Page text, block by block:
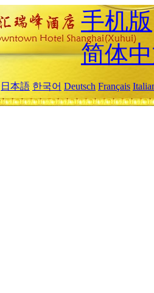
手机版
简体
日本語 한국어 Deutsch Français